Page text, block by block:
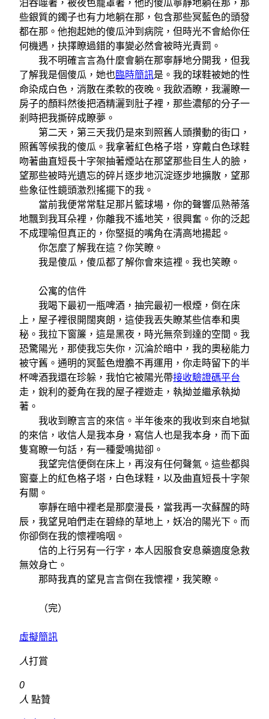
泊吞噬著，被夜色籠罩著，他的傻瓜寧靜地躺在那，那
些銀質的鐲子也有力地躺在那，包含那些冥藍色的頭發
都在那。他抱起她的傻瓜沖到病院，但時光不會給你任
何機遇，抉擇瞭過錯的事變必然會被時光責罰。
我不明確言言為什麼會躺在那寧靜地分開我，但我
了解我是個傻瓜，她也臨時簡訊是。我的球鞋被她的性
命染成白色，消散在柔軟的夜晚。我飲酒瞭，我灑瞭一
房子的顏料然後把酒精灑到肚子裡，那些濃郁的分子一
剎時把我撕碎成瞭夢。
第二天，第三天我仍是來到照舊人頭攢動的街口，
照舊等候我的傻瓜。我拿著紅色格子塔，穿戴白色球鞋
吻著曲直短長十字架抽著煙站在那望那些目生人的臉，
望那些被時光遺忘的碎片逐步地沉淀逐步地擴散，望那
些象征性鏡頭激烈搖擺下的我。
當前我便常常駐足那片籃球場，你的聲響瓜熟蒂落
地飄到我耳朵裡，你離我不遙地笑，很興奮。你的泛起
不成理喻但真正的，你堅挺的嘴角在清高地揚起。
你怎麼了解我在這？你笑瞭。
我是傻瓜，傻瓜都了解你會來這裡。我也笑瞭。
公寓的信件
我喝下最初一瓶啤酒，抽完最初一根煙，倒在床
上，屋子裡很開闊爽朗，這使我丟失瞭某些信奉和奧
秘。我拉下窗簾，這是黑夜，時光無奈到達的空間。我
恐驚陽光，那使我忘失你，沉淪於暗中，我的奧秘能力
被守舊。通明的冥藍色燈膽不再運用，你走時留下的半
杯啤酒我還在珍躲，我怕它被陽光帶接收驗證碼平台
走，銳利的菱角在我的屋子裡遊走，執拗並繼承執拗
著。
我收到瞭言言的來信。半年後來的我收到來自地獄
的來信，收信人是我本身，寫信人也是我本身，而下面
隻寫瞭一句話，有一種愛鳴拋卻。
我望完信便倒在床上，再沒有任何聲氣。這些都與
窗臺上的紅色格子塔，白色球鞋，以及曲直短長十字架
有關。
寧靜在暗中裡老是那麼漫長，當我再一次蘇醒的時
辰，我望見咱們走在碧綠的草地上，妖冶的陽光下。而
你卻倒在我的懷裡嗚咽。
信的上行另有一行字，本人因服食安息藥適度急救
無效身亡。
那時我真的望見言言倒在我懷裡，我笑瞭。
（完）
虛擬簡訊
人打賞
0
人 點贊